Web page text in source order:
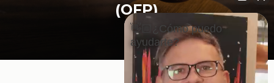
(OFP)
👋🏼¿Cómo puedo
ayudarte?